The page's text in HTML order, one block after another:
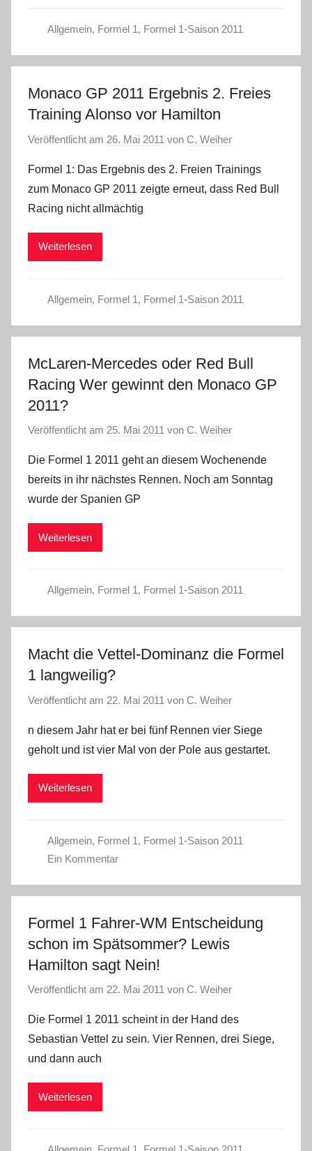
Allgemein, Formel 1, Formel 1-Saison 2011
Monaco GP 2011 Ergebnis 2. Freies
Training Alonso vor Hamilton
Veröffentlicht am 26. Mai 2011 von C. Weiher
Formel 1: Das Ergebnis des 2. Freien Trainings
zum Monaco GP 2011 zeigte erneut, dass Red Bull
Racing nicht allmächtig
Weiterlesen
Allgemein, Formel 1, Formel 1-Saison 2011
McLaren-Mercedes oder Red Bull
Racing Wer gewinnt den Monaco GP
2011?
Veröffentlicht am 25. Mai 2011 von C. Weiher
Die Formel 1 2011 geht an diesem Wochenende
bereits in ihr nächstes Rennen. Noch am Sonntag
wurde der Spanien GP
Weiterlesen
Allgemein, Formel 1, Formel 1-Saison 2011
Macht die Vettel-Dominanz die Formel
1 langweilig?
Veröffentlicht am 22. Mai 2011 von C. Weiher
n diesem Jahr hat er bei fünf Rennen vier Siege
geholt und ist vier Mal von der Pole aus gestartet.
Weiterlesen
Allgemein, Formel 1, Formel 1-Saison 2011
Ein Kommentar
Formel 1 Fahrer-WM Entscheidung
schon im Spätsommer? Lewis
Hamilton sagt Nein!
Veröffentlicht am 22. Mai 2011 von C. Weiher
Die Formel 1 2011 scheint in der Hand des
Sebastian Vettel zu sein. Vier Rennen, drei Siege,
und dann auch
Weiterlesen